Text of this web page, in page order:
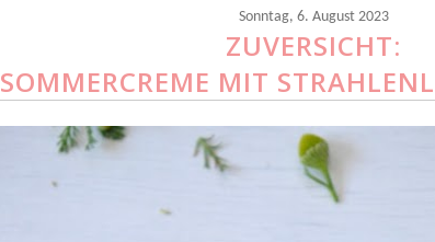
Sonntag, 6. August 2023
ZUVERSICHT:
SOMMERCREME MIT